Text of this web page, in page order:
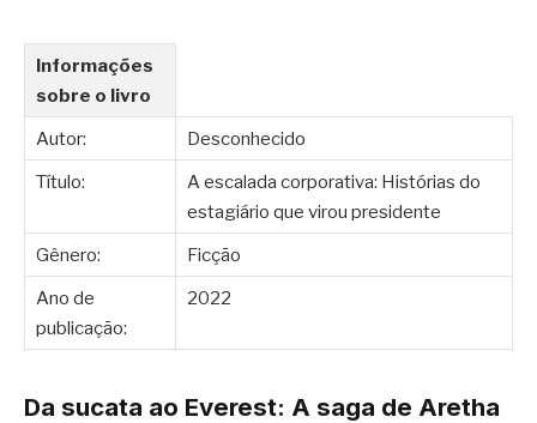
Informações
sobre o livro
Autor:
Desconhecido
Título:
A escalada corporativa: Histórias do
estagiário que virou presidente
Gênero:
Ficção
Ano de
publicação:
2022
Da sucata ao Everest: A saga de Aretha